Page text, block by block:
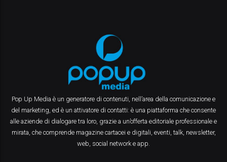
Pop Up Media è un generatore di contenuti, nell’area della comunicazione e
del marketing, ed è un attivatore di contatti: è una piattaforma che consente
alle aziende di dialogare tra loro, grazie a un’offerta editoriale professionale e
mirata, che comprende magazine cartacei e digitali, eventi, talk, newsletter,
web, social network e app.